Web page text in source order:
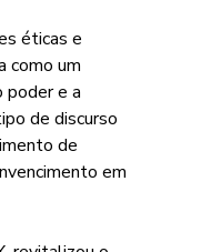
éticas e
como um
poder e a
de discurso
de
em